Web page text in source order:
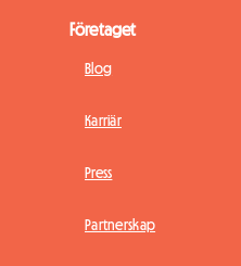
Företaget
Blog
Karriär
Press
Partnerskap